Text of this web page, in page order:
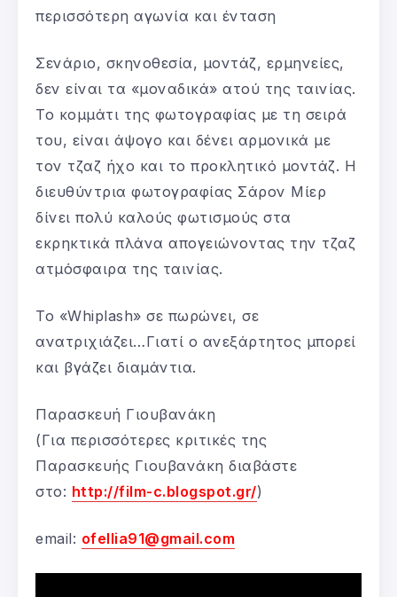
περισσότερη αγωνία και ένταση
Σενάριο, σκηνοθεσία, μοντάζ, ερμηνείες,
δεν είναι τα «μοναδικά» ατού της ταινίας.
Το κομμάτι της φωτογραφίας με τη σειρά
του, είναι άψογο και δένει αρμονικά με
τον τζαζ ήχο και το προκλητικό μοντάζ. Η
διευθύντρια φωτογραφίας Σάρον Μίερ
δίνει πολύ καλούς φωτισμούς στα
εκρηκτικά πλάνα απογειώνοντας την τζαζ
ατμόσφαιρα της ταινίας.
Το «Whiplash» σε πωρώνει, σε
ανατριχιάζει…Γιατί ο ανεξάρτητος μπορεί
και βγάζει διαμάντια.
Παρασκευή Γιουβανάκη
(Για περισσότερες κριτικές της
Παρασκευής Γιουβανάκη διαβάστε
στο: http://film-c.blogspot.gr/)
email: ofellia91@gmail.com